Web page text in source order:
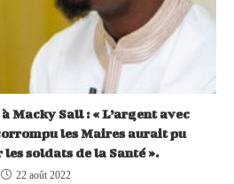
Macky Sall : « L’argent avec
les Maires aurait pu
soldats de la Santé ».
22 août 2022